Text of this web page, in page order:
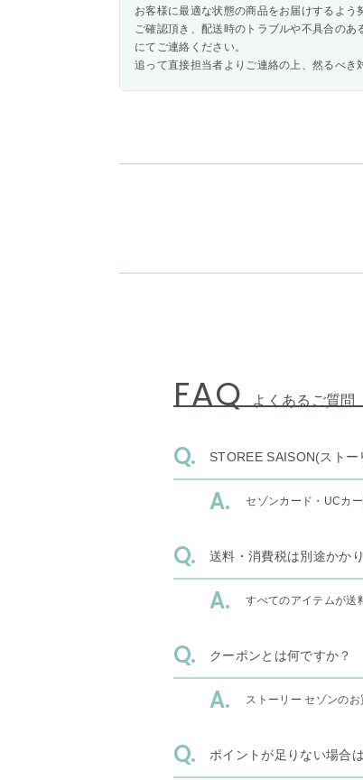
お客様に最適な状態の商品をお届けするよ
ご確認頂き、配送時のトラブルや不具合の
にてご連絡ください。
追って直接担当者よりご連絡の上、然るべき
FAQ よくあるご質問
STOREE SAISON(スト
セゾンカード・UCカ
送料・消費税は別途かか
すべてのアイテムが送
クーポンとは何ですか？
ストーリー セゾンの
ポイントが足りない場合